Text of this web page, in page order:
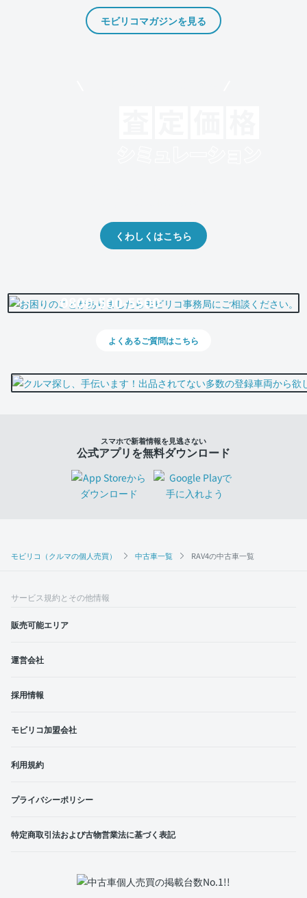
モビリコ（クルマの個人売買） 中古車一覧 RAV4の中古車一覧
モビリコマガジンを見る
くわしくはこちら
0800-500-5500
よくあるご質問はこちら
スマホで新着情報を見逃さない
公式アプリを無料ダウンロード
サービス規約とその他情報
販売可能エリア
運営会社
採用情報
モビリコ加盟会社
利用規約
プライバシーポリシー
特定商取引法および古物営業法に基づく表記